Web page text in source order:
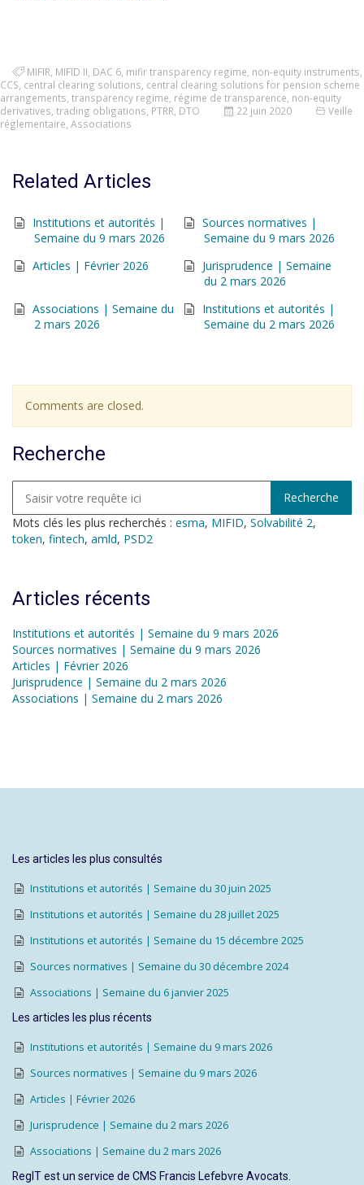
MIFIR MIFID II DAC 6 mifir transparency regime non-equity instruments
CCS central clearing solutions central clearing solutions for pension scheme
arrangements transparency regime régime de transparence non-equity
derivatives trading obligations PTRR DTO 22 juin 2020
Veille
réglementaire Associations
Related Articles
Institutions et autorités |
Semaine du 9 mars 2026
Sources normatives |
Semaine du 9 mars 2026
Articles | Février 2026
Jurisprudence | Semaine
du 2 mars 2026
Associations | Semaine du
2 mars 2026
Institutions et autorités |
Semaine du 2 mars 2026
Comments are closed.
Recherche
Mots clés les plus recherchés : esma, MIFID, Solvabilité 2,
token, fintech, amld, PSD2
Articles récents
Institutions et autorités | Semaine du 9 mars 2026
Sources normatives | Semaine du 9 mars 2026
Articles | Février 2026
Jurisprudence | Semaine du 2 mars 2026
Associations | Semaine du 2 mars 2026
Les articles les plus consultés
Institutions et autorités | Semaine du 30 juin 2025
Institutions et autorités | Semaine du 28 juillet 2025
Institutions et autorités | Semaine du 15 décembre 2025
Sources normatives | Semaine du 30 décembre 2024
Associations | Semaine du 6 janvier 2025
Les articles les plus récents
Institutions et autorités | Semaine du 9 mars 2026
Sources normatives | Semaine du 9 mars 2026
Articles | Février 2026
Jurisprudence | Semaine du 2 mars 2026
Associations | Semaine du 2 mars 2026
RegIT est un service de CMS Francis Lefebvre Avocats.